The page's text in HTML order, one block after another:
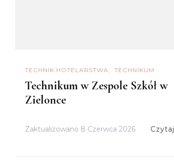
TECHNIK HOTELARSTWA TECHNIKUM
Technikum w Zespole Szkół w
Zielonce
Zaktualizowano 8 Czerwca 2026 Czytaj